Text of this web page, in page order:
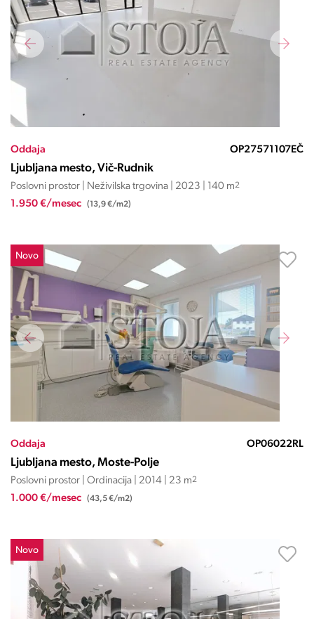
Oddaja OP27571107EČ
Ljubljana mesto, Vič-Rudnik
Poslovni prostor | Neživilska trgovina | 2023 | 140 m2
1.950 €/mesec (13,9 €/m2)
Novo
Oddaja OP06022RL
Ljubljana mesto, Moste-Polje
Poslovni prostor | Ordinacija | 2014 | 23 m2
1.000 €/mesec (43,5 €/m2)
Novo